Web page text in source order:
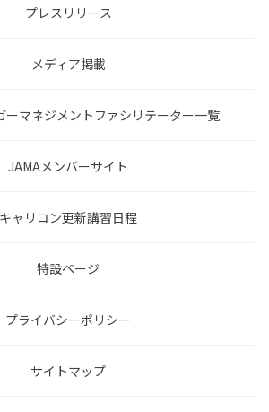
プレスリリース
メディア掲載
ーマネジメントファシリテーター一覧
JAMAメンバーサイト
キャリコン更新講習日程
特設ページ
プライバシーポリシー
サイトマップ